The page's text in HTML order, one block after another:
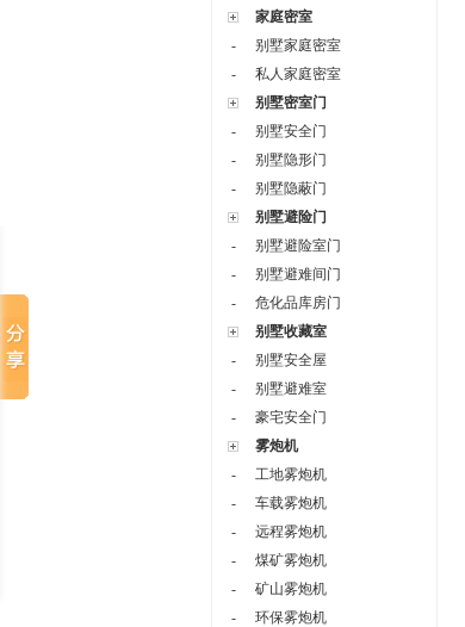
家庭密室
-
别墅家庭密室
-
私人家庭密室
别墅密室门
-
别墅安全门
-
别墅隐形门
-
别墅隐蔽门
别墅避险门
-
别墅避险室门
-
别墅避难间门
-
危化品库房门
别墅收藏室
-
别墅安全屋
-
别墅避难室
-
豪宅安全门
雾炮机
-
工地雾炮机
-
车载雾炮机
-
远程雾炮机
-
煤矿雾炮机
-
矿山雾炮机
-
环保雾炮机